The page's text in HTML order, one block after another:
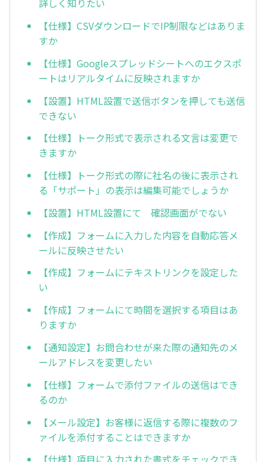
詳しく知りたい
【仕様】CSVダウンロードでIP制限などはありま
すか
【仕様】Googleスプレッドシートへのエクスポ
ートはリアルタイムに反映されますか
【設置】HTML設置で送信ボタンを押しても送信
できない
【仕様】トーク形式で表示される文言は変更で
きますか
【仕様】トーク形式の際に社名の後に表示され
る「サポート」の表示は編集可能でしょうか
【設置】HTML設置にて 確認画面がでない
【作成】フォームに入力した内容を自動応答メ
ールに反映させたい
【作成】フォームにテキストリンクを設定した
い
【作成】フォームにて時間を選択する項目はあ
りますか
【通知設定】お問合わせが来た際の通知先のメ
ールアドレスを変更したい
【仕様】フォームで添付ファイルの送信はでき
るのか
【メール設定】お客様に返信する際に複数のフ
ァイルを添付することはできますか